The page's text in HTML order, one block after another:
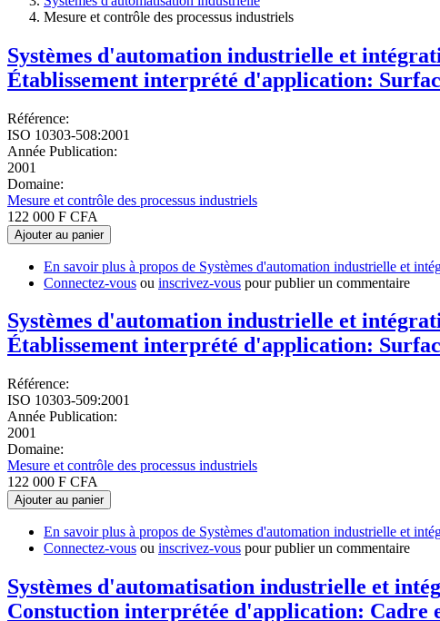
Mesure et contrôle des processus industriels
Systèmes d'automation industrielle et
Établissement interprété d'application:
Référence:
ISO 10303-508:2001
Année Publication:
2001
Domaine:
Mesure et contrôle des processus industriels
122 000 F CFA
Ajouter au panier
En savoir plus à propos de Systèmes d'automation industrielle et
Connectez-vous ou inscrivez-vous pour publier un commentaire
Systèmes d'automation industrielle et
Établissement interprété d'application:
Référence:
ISO 10303-509:2001
Année Publication:
2001
Domaine:
Mesure et contrôle des processus industriels
122 000 F CFA
Ajouter au panier
En savoir plus à propos de Systèmes d'automation industrielle et
Connectez-vous ou inscrivez-vous pour publier un commentaire
Systèmes d'automatisation industrielle et
Constuction interprétée d'application: